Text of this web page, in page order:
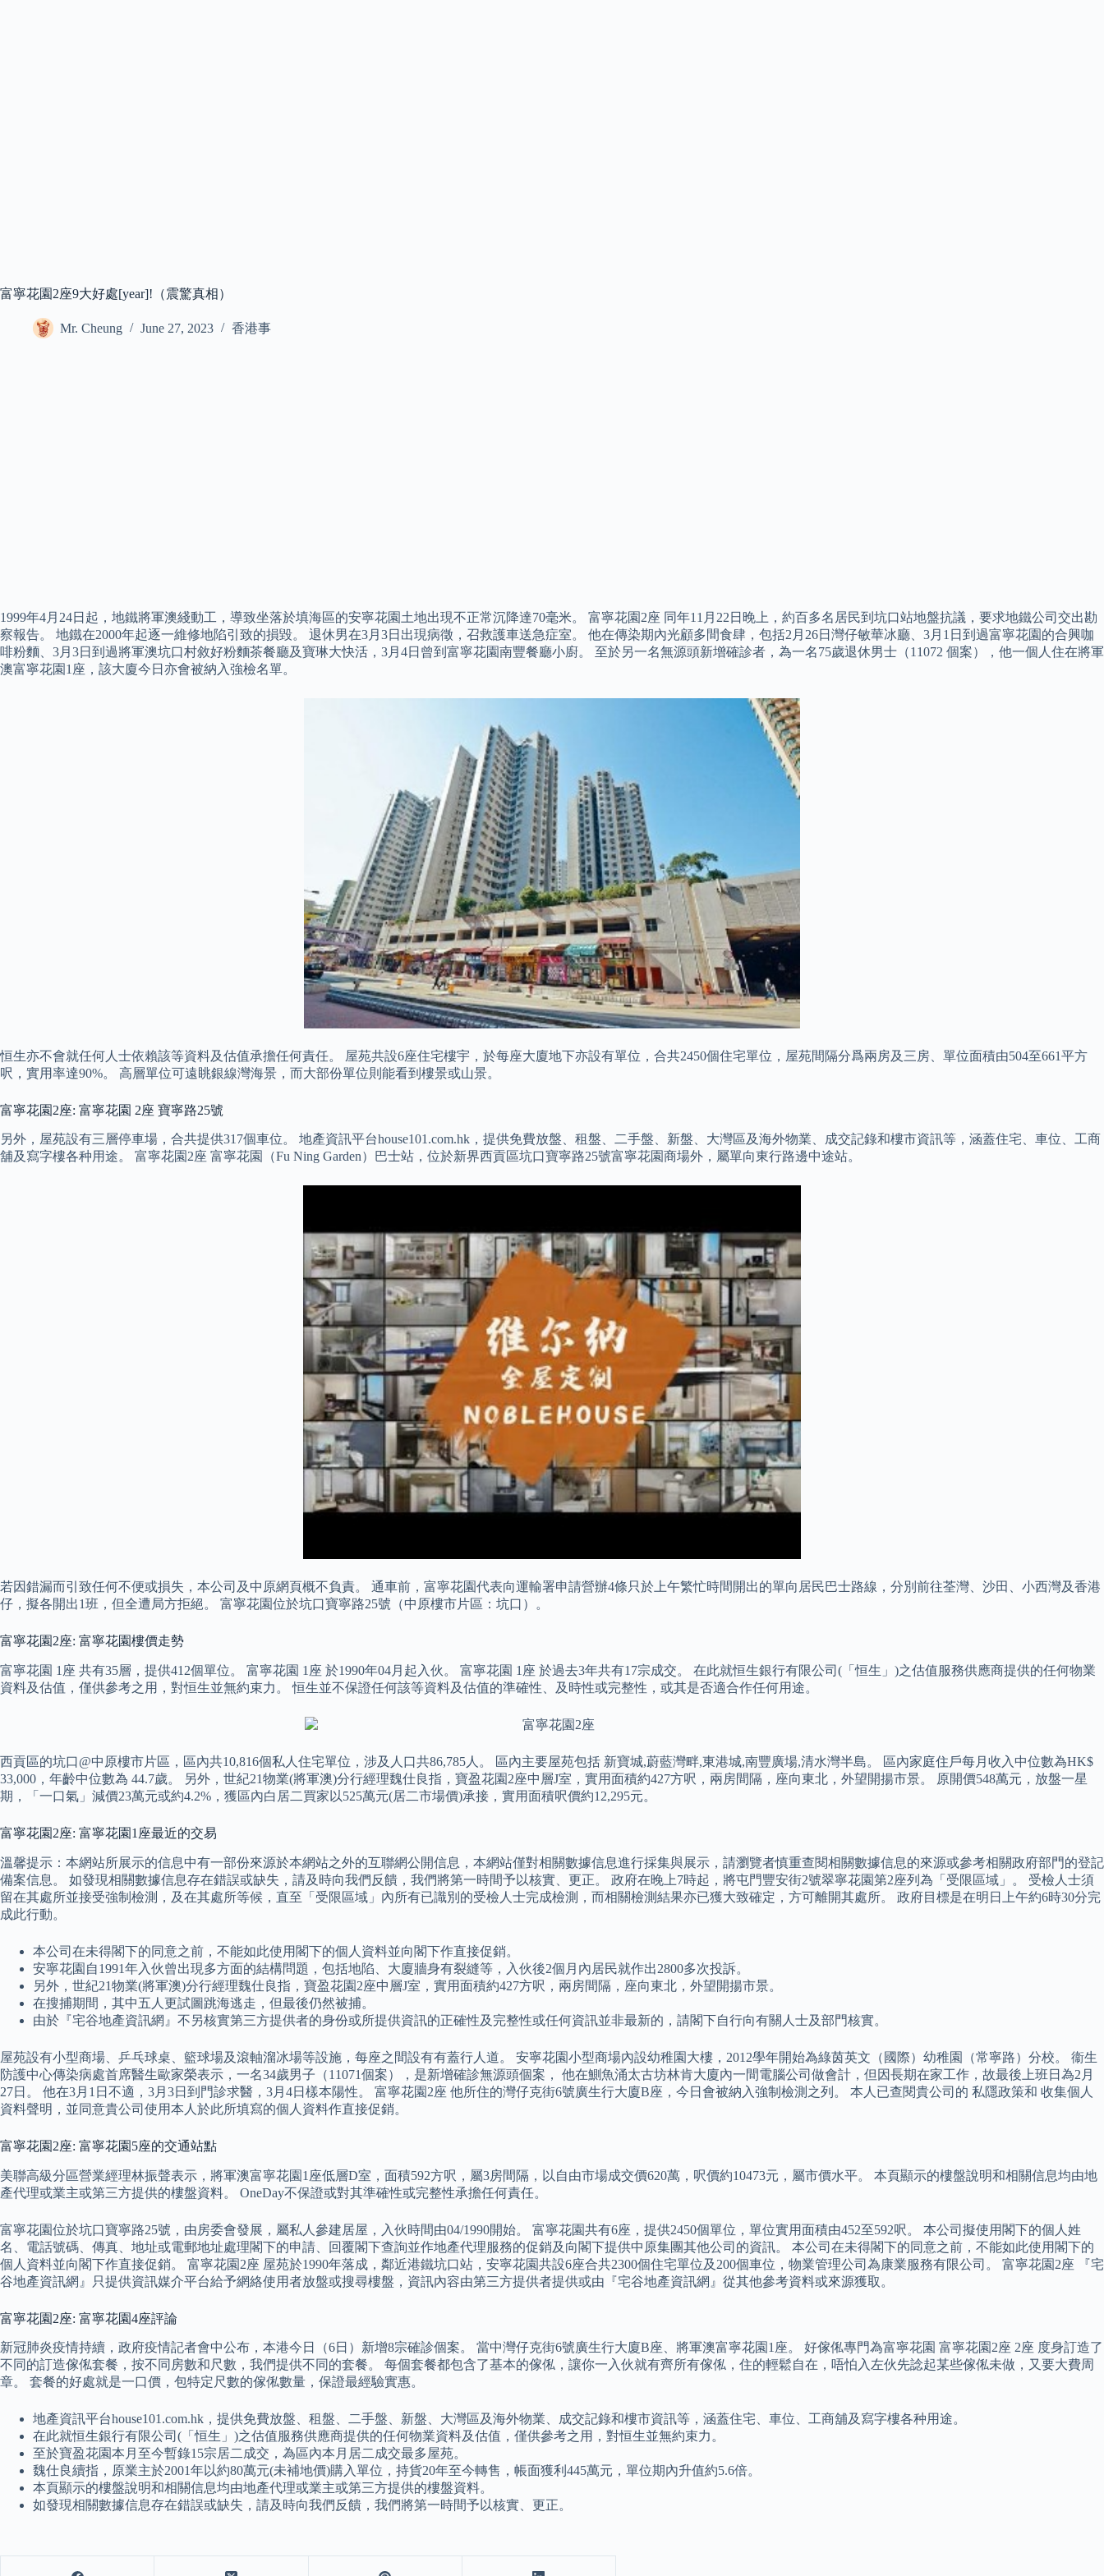
富寧花園2座9大好處[year]!（震驚真相）
Mr. Cheung June 27, 2023 香港事
1999年4月24日起，地鐵將軍澳綫動工，導致坐落於填海區的安寧花園土地出現不正常沉降達70毫米。 富寧花園2座 同年11月22日晚上，約百多名居民到坑口站地盤抗議，要求地鐵公司交出勘
察報告。 地鐵在2000年起逐一維修地陷引致的損毀。 退休男在3月3日出現病徵，召救護車送急症室。 他在傳染期內光顧多間食肆，包括2月26日灣仔敏華冰廳、3月1日到過富寧花園的合興咖
啡粉麵、3月3日到過將軍澳坑口村敘好粉麵茶餐廳及寶琳大快活，3月4日曾到富寧花園南豐餐廳小廚。 至於另一名無源頭新增確診者，為一名75歲退休男士（11072 個案），他一個人住在將軍
澳富寧花園1座，該大廈今日亦會被納入強檢名單。
恒生亦不會就任何人士依賴該等資料及估值承擔任何責任。 屋苑共設6座住宅樓宇，於每座大廈地下亦設有單位，合共2450個住宅單位，屋苑間隔分爲兩房及三房、單位面積由504至661平方
呎，實用率達90%。 高層單位可遠眺銀線灣海景，而大部份單位則能看到樓景或山景。
富寧花園2座: 富寧花園 2座 寶寧路25號
另外，屋苑設有三層停車場，合共提供317個車位。 地產資訊平台house101.com.hk，提供免費放盤、租盤、二手盤、新盤、大灣區及海外物業、成交記錄和樓市資訊等，涵蓋住宅、車位、工商
舖及寫字樓各种用途。 富寧花園2座 富寧花園（Fu Ning Garden）巴士站，位於新界西貢區坑口寶寧路25號富寧花園商場外，屬單向東行路邊中途站。
若因錯漏而引致任何不便或損失，本公司及中原網頁概不負責。 通車前，富寧花園代表向運輸署申請營辦4條只於上午繁忙時間開出的單向居民巴士路線，分別前往荃灣、沙田、小西灣及香港
仔，擬各開出1班，但全遭局方拒絕。 富寧花園位於坑口寶寧路25號（中原樓市片區：坑口）。
富寧花園2座: 富寧花園樓價走勢
富寧花園 1座 共有35層，提供412個單位。 富寧花園 1座 於1990年04月起入伙。 富寧花園 1座 於過去3年共有17宗成交。 在此就恒生銀行有限公司(「恒生」)之估值服務供應商提供的任何物業
資料及估值，僅供參考之用，對恒生並無約束力。 恒生並不保證任何該等資料及估值的準確性、及時性或完整性，或其是否適合作任何用途。
西貢區的坑口@中原樓市片區，區內共10,816個私人住宅單位，涉及人口共86,785人。 區內主要屋苑包括 新寶城,蔚藍灣畔,東港城,南豐廣場,清水灣半島。 區內家庭住戶每月收入中位數為HK$
33,000，年齡中位數為 44.7歲。 另外，世紀21物業(將軍澳)分行經理魏仕良指，寶盈花園2座中層J室，實用面積約427方呎，兩房間隔，座向東北，外望開揚市景。 原開價548萬元，放盤一星
期，「一口氣」減價23萬元或約4.2%，獲區內白居二買家以525萬元(居二市場價)承接，實用面積呎價約12,295元。
富寧花園2座: 富寧花園1座最近的交易
溫馨提示：本網站所展示的信息中有一部份來源於本網站之外的互聯網公開信息，本網站僅對相關數據信息進行採集與展示，請瀏覽者慎重查閱相關數據信息的來源或參考相關政府部門的登記
備案信息。 如發現相關數據信息存在錯誤或缺失，請及時向我們反饋，我們將第一時間予以核實、更正。 政府在晚上7時起，將屯門豐安街2號翠寧花園第2座列為「受限區域」。 受檢人士須
留在其處所並接受強制檢測，及在其處所等候，直至「受限區域」內所有已識別的受檢人士完成檢測，而相關檢測結果亦已獲大致確定，方可離開其處所。 政府目標是在明日上午約6時30分完
成此行動。
本公司在未得閣下的同意之前，不能如此使用閣下的個人資料並向閣下作直接促銷。
安寧花園自1991年入伙曾出現多方面的結構問題，包括地陷、大廈牆身有裂縫等，入伙後2個月內居民就作出2800多次投訴。
另外，世紀21物業(將軍澳)分行經理魏仕良指，寶盈花園2座中層J室，實用面積約427方呎，兩房間隔，座向東北，外望開揚市景。
在搜捕期間，其中五人更試圖跳海逃走，但最後仍然被捕。
由於『宅谷地產資訊網』不另核實第三方提供者的身份或所提供資訊的正確性及完整性或任何資訊並非最新的，請閣下自行向有關人士及部門核實。
屋苑設有小型商場、乒乓球桌、籃球場及滾軸溜冰場等設施，每座之間設有有蓋行人道。 安寧花園小型商場內設幼稚園大樓，2012學年開始為綠茵英文（國際）幼稚園（常寧路）分校。 衞生
防護中心傳染病處首席醫生歐家榮表示，一名34歲男子（11071個案），是新增確診無源頭個案， 他在鰂魚涌太古坊林肯大廈內一間電腦公司做會計，但因長期在家工作，故最後上班日為2月
27日。 他在3月1日不適，3月3日到門診求醫，3月4日樣本陽性。 富寧花園2座 他所住的灣仔克街6號廣生行大廈B座，今日會被納入強制檢測之列。 本人已查閱貴公司的 私隱政策和 收集個人
資料聲明，並同意貴公司使用本人於此所填寫的個人資料作直接促銷。
富寧花園2座: 富寧花園5座的交通站點
美聯高級分區營業經理林振聲表示，將軍澳富寧花園1座低層D室，面積592方呎，屬3房間隔，以自由市場成交價620萬，呎價約10473元，屬市價水平。 本頁顯示的樓盤說明和相關信息均由地
產代理或業主或第三方提供的樓盤資料。 OneDay不保證或對其準確性或完整性承擔任何責任。
富寧花園位於坑口寶寧路25號，由房委會發展，屬私人參建居屋，入伙時間由04/1990開始。 富寧花園共有6座，提供2450個單位，單位實用面積由452至592呎。 本公司擬使用閣下的個人姓
名、電話號碼、傳真、地址或電郵地址處理閣下的申請、回覆閣下查詢並作地產代理服務的促銷及向閣下提供中原集團其他公司的資訊。 本公司在未得閣下的同意之前，不能如此使用閣下的
個人資料並向閣下作直接促銷。 富寧花園2座 屋苑於1990年落成，鄰近港鐵坑口站，安寧花園共設6座合共2300個住宅單位及200個車位，物業管理公司為康業服務有限公司。 富寧花園2座 『宅
谷地產資訊網』只提供資訊媒介平台給予網絡使用者放盤或搜尋樓盤，資訊內容由第三方提供者提供或由『宅谷地產資訊網』從其他參考資料或來源獲取。
富寧花園2座: 富寧花園4座評論
新冠肺炎疫情持續，政府疫情記者會中公布，本港今日（6日）新增8宗確診個案。 當中灣仔克街6號廣生行大廈B座、將軍澳富寧花園1座。 好傢俬專門為富寧花園 富寧花園2座 2座 度身訂造了
不同的訂造傢俬套餐，按不同房數和尺數，我們提供不同的套餐。 每個套餐都包含了基本的傢俬，讓你一入伙就有齊所有傢俬，住的輕鬆自在，唔怕入左伙先諗起某些傢俬未做，又要大費周
章。 套餐的好處就是一口價，包特定尺數的傢俬數量，保證最經驗實惠。
地產資訊平台house101.com.hk，提供免費放盤、租盤、二手盤、新盤、大灣區及海外物業、成交記錄和樓市資訊等，涵蓋住宅、車位、工商舖及寫字樓各种用途。
在此就恒生銀行有限公司(「恒生」)之估值服務供應商提供的任何物業資料及估值，僅供參考之用，對恒生並無約束力。
至於寶盈花園本月至今暫錄15宗居二成交，為區內本月居二成交最多屋苑。
魏仕良續指，原業主於2001年以約80萬元(未補地價)購入單位，持貨20年至今轉售，帳面獲利445萬元，單位期內升值約5.6倍。
本頁顯示的樓盤說明和相關信息均由地產代理或業主或第三方提供的樓盤資料。
如發現相關數據信息存在錯誤或缺失，請及時向我們反饋，我們將第一時間予以核實、更正。